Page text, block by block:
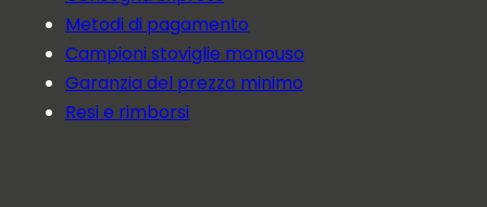
Metodi di pagamento
Campioni stoviglie monouso
Garanzia del prezzo minimo
Resi e rimborsi